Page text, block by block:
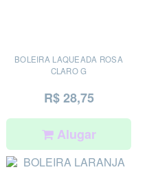
BOLEIRA LAQUEADA ROSA
CLARO G
R$ 28,75
Alugar